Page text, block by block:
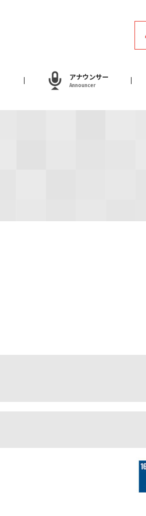
アナウンサー
Announcer
アナウンサー
Announcer
試写会・プレゼント